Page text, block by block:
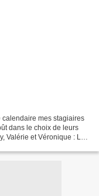
mes stagiaires
dans le choix de leurs
Valérie et Véronique : La